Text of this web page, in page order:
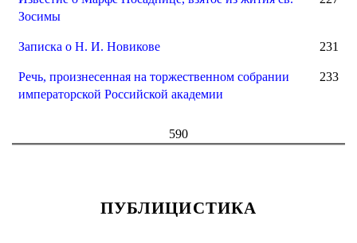
Зосимы
Записка о Н. И. Новикове 231
Речь, произнесенная на торжественном собрании
императорской Российской академии
233
590
ПУБЛИЦИСТИКА